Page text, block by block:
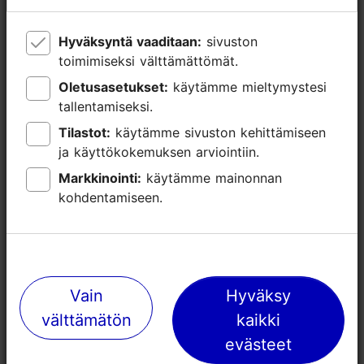
Lähellä olevia paikkoja
Hyväksyntä vaaditaan:
toimimiseksi välttämättömät.
Oletusasetukset:
tallentamiseksi.
Tilastot:
ja käyttökokemuksen arviointiin.
Markkinointi:
kohdentamiseen.
Vain
välttämätön
Hyväksy
kaikki
evästeet
Hyväksyntä vaaditaan:
toimimiseksi välttämättömät.
Oletusasetukset:
tallentamiseksi.
Tilastot:
ja käyttökokemuksen arviointiin.
Markkinointi:
kohdentamiseen.
Vain
välttämätön
Hyväksy
kaikki
evästeet